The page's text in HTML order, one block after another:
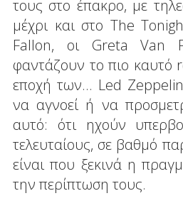
τους στο έπακρο, με
μέχρι και στο The
Fallon, οι Greta Van
φαντάζουν το πιο καυτό
εποχή των... Led
να αγνοεί ή να
αυτό: ότι ηχούν
τελευταίους, σε βαθμό
είναι που ξεκινά η
την περίπτωση τους.